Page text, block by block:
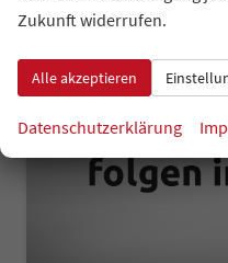
Zukunft widerrufen.
Alle akzeptieren
Datenschutzerklärung